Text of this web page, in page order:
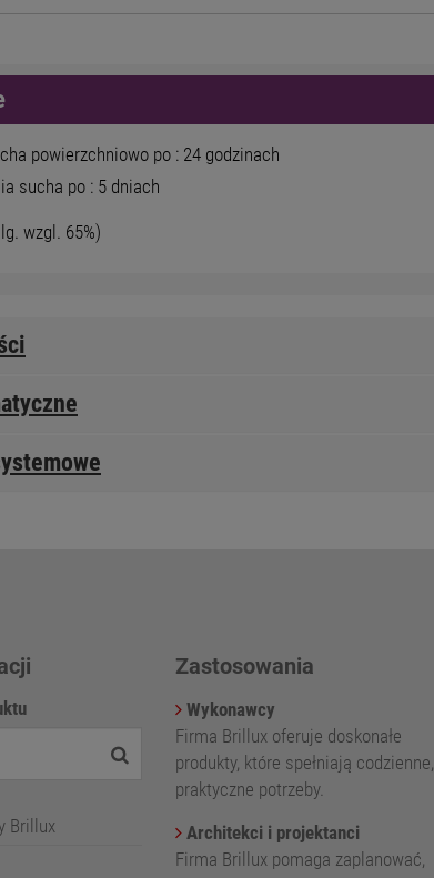
powierzchniowo po : 24 godzinach
sucha po : 5 dniach
wzgl. 65%)
Brillux
Zastosowania
Wykonawcy
Firma Brillux oferuje doskonałe
produkty, które spełniają codzienne,
praktyczne potrzeby.
Architekci i projektanci
Firma Brillux pomaga zaplanować,